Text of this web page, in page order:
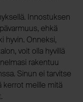
Innostuksen
ehkä
hyvin. Onneksi,
voit olla hyvillä
rakentuu
Sinun ei tarvitse
kerrot meille mitä